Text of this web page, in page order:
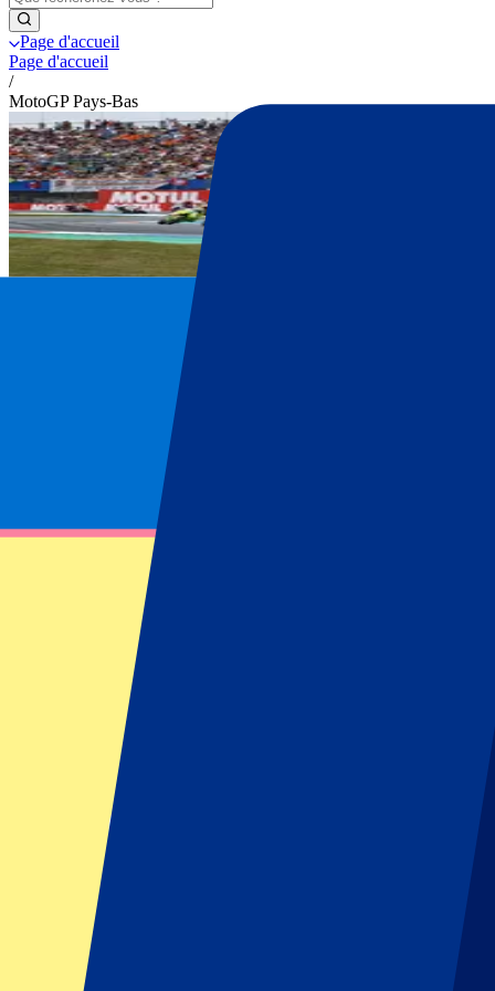
Page d'accueil
Page d'accueil
/
MotoGP Pays-Bas
Billets MotoGP Pays-Bas
Achetez vos billets pour le MotoGP Pays-
Assure-toi tes billets officiels MotoGP pour les Pays-Bas. Découvre
Recevez des notifications sur les mises à jour des
Abonnez-vous dès maintenant pour être averti dès que les billets
Approuver le contact par e-mail
Vos informations seront utilisées conformément à notre Privacy Policy
Footer menu
Grands clubs